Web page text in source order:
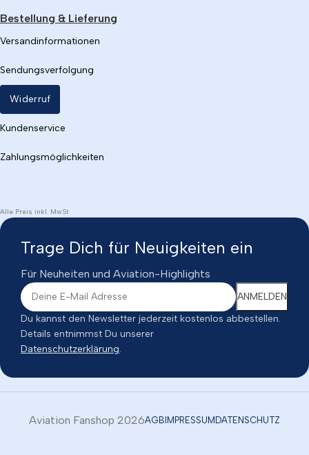
Bestellung & Lieferung
Versandinformationen
Sendungsverfolgung
Widerruf
Kundenservice
Zahlungsmöglichkeiten
Alle Preis inkl. MwSt
Trage Dich für Neuigkeiten ein
Für Neuheiten und Aviation-Highlights
Du kannst den Newsletter jederzeit kostenlos abbestellen.
Details entnimmst Du unserer
Datenschutzerklärung.
Aviation Fanshop 2026AGB IMPRESSUM DATENSCHUTZ